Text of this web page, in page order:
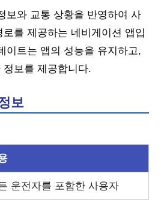
보와 교통 상황을 반영하여 사
를 제공하는 네비게이션 앱입
이트는 앱의 성능을 유지하고,
보를 제공합니다.
보
운전자를 포함한 사용자